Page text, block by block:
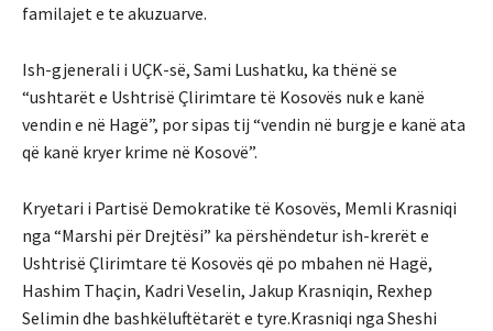
familajet e te akuzuarve.
Ish-gjenerali i UÇK-së, Sami Lushatku, ka thënë se
“ushtarët e Ushtrisë Çlirimtare të Kosovës nuk e kanë
vendin e në Hagë”, por sipas tij “vendin në burgje e kanë ata
që kanë kryer krime në Kosovë”.
Kryetari i Partisë Demokratike të Kosovës, Memli Krasniqi
nga “Marshi për Drejtësi” ka përshëndetur ish-krerët e
Ushtrisë Çlirimtare të Kosovës që po mbahen në Hagë,
Hashim Thaçin, Kadri Veselin, Jakup Krasniqin, Rexhep
Selimin dhe bashkëluftëtarët e tyre.Krasniqi nga Sheshi